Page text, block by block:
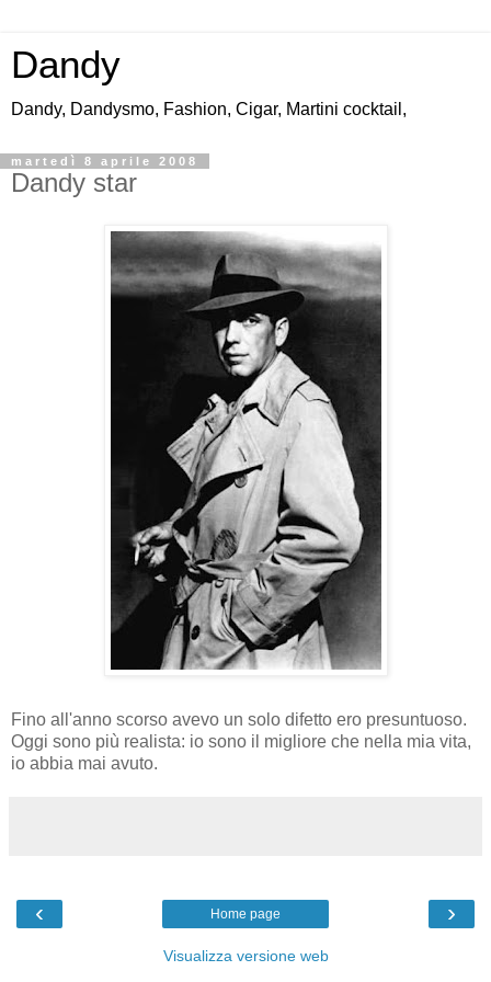
Dandy
Dandy, Dandysmo, Fashion, Cigar, Martini cocktail,
martedì 8 aprile 2008
Dandy star
Fino all'anno scorso avevo un solo difetto ero presuntuoso.
Oggi sono più realista: io sono il migliore che nella mia vita,
io abbia mai avuto.
‹ ›
Home page
Visualizza versione web